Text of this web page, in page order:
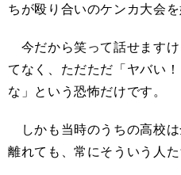
ちが殴り合いのケンカ大会を
今だから笑って話せます
てなく、ただただ「ヤバい
な」という恐怖だけです。
しかも当時のうちの高校
離れても、常にそういう人た